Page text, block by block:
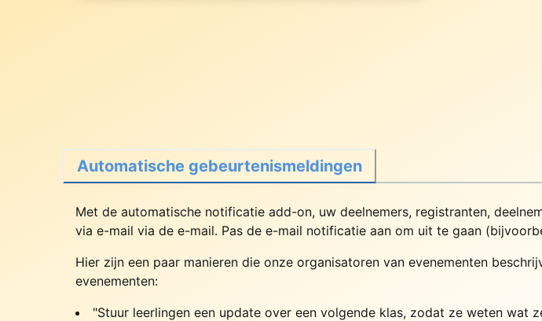
Automatische gebeurtenismeldingen
Met de automatische notificatie add-on, uw deelnemers, registranten,
via e-mail via de e-mail. Pas de e-mail notificatie aan om uit te gaan
Hier zijn een paar manieren die onze organisatoren van evenementen
evenementen:
"Stuur leerlingen een update over een volgende klas, zodat ze weten wat